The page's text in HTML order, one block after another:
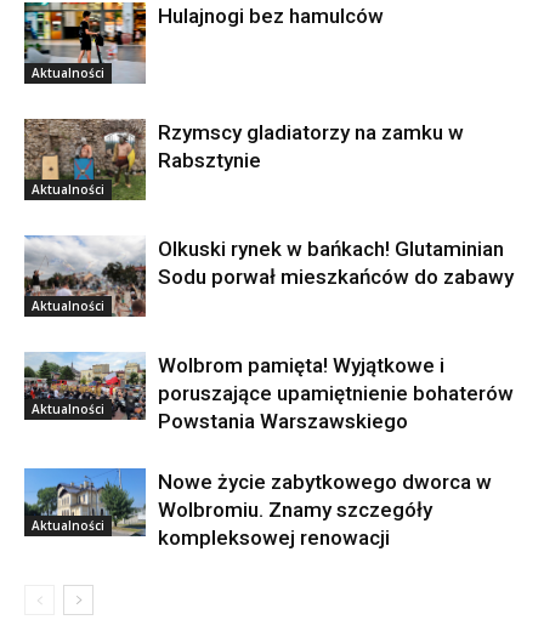
Aktualności
Hulajnogi bez hamulców
Aktualności
Rzymscy gladiatorzy na zamku w
Rabsztynie
Aktualności
Olkuski rynek w bańkach! Glutaminian
Sodu porwał mieszkańców do zabawy
Aktualności
Wolbrom pamięta! Wyjątkowe i
poruszające upamiętnienie bohaterów
Powstania Warszawskiego
Aktualności
Nowe życie zabytkowego dworca w
Wolbromiu. Znamy szczegóły
kompleksowej renowacji